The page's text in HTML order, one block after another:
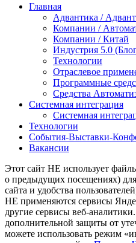
Youtube
Email
Xing
TelegramГлавная
Адвантика /
Компании /
Компании / Китай
Индустрия 5.0
Технологии
Отраслевое
Программные
Средства
Системная интеграция
Системная
Технологии
События-Выставки-
Вакансии
Этот сайт НЕ использует
о предыдущих посещениях)
сайта и удобства
НЕ применяются сервисы
другие сервисы веб-
дополнительной защиты от
можете использовать режим